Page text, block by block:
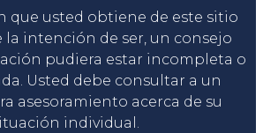
que usted obtiene de este sitio
la intención de ser, un consejo
pudiera estar incompleta o
Usted debe consultar a un
asesoramiento acerca de su
individual.